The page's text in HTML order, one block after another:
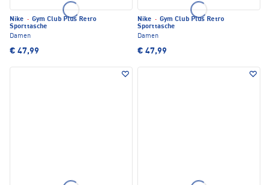
Nike · Gym Club Plus Retro
Sporttasche
Damen
€ 47,99
Nike · Gym Club Plus Retro
Sporttasche
Damen
€ 47,99